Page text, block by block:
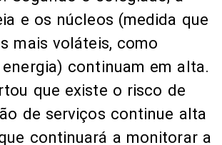
e os núcleos (medida que
mais voláteis, como
continuam em alta.
que existe o risco de
de serviços continue alta
continuará a monitorar a